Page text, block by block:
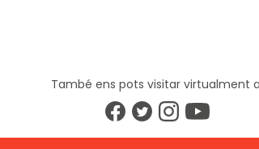
També ens pots visitar virtualment